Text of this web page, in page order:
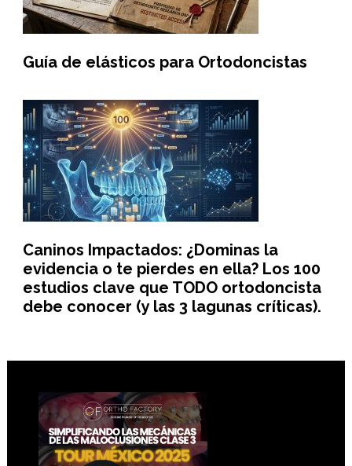
Guía de elásticos para Ortodoncistas
Caninos Impactados: ¿Dominas la
evidencia o te pierdes en ella? Los 100
estudios clave que TODO ortodoncista
debe conocer (y las 3 lagunas críticas).
Footer